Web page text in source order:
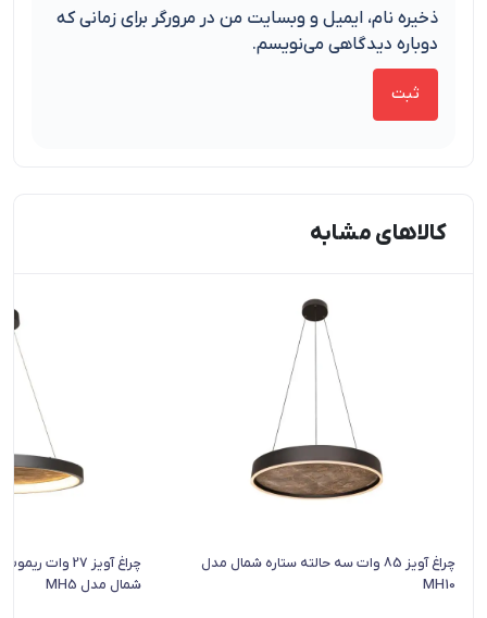
ذخیره نام، ایمیل و وبسایت من در مرورگر برای زمانی که
دوباره دیدگاهی می‌نویسم.
کالاهای مشابه
چراغ آویز 85 وات سه حالته ستاره شمال مدل
MH10
چراغ آویز 27
شمال مدل MH5